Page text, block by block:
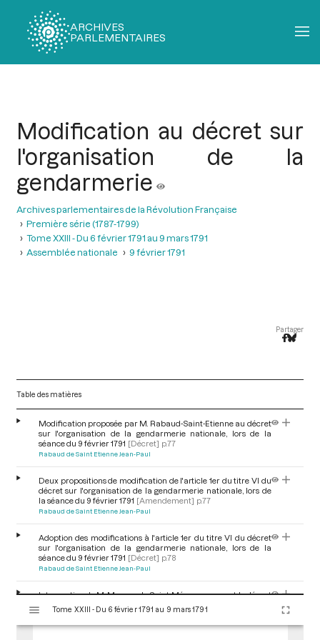
ARCHIVES
PARLEMENTAIRES
Modification au décret sur
l'organisation de la
gendarmerie
Archives parlementaires de la Révolution Française
Première série (1787-1799)
Tome XXIII - Du 6 février 1791 au 9 mars 1791
Assemblée nationale
9 février 1791
Partager
Table des matières
Modification proposée par M. Rabaud-Saint-Etienne au décret
sur l'organisation de la gendarmerie nationale, lors de la
séance du 9 février 1791 [Décret] p.77
Rabaud de Saint Etienne Jean-Paul
Deux propositions de modification de l'article 1er du titre VI du
décret sur l'organisation de la gendarmerie nationale, lors de
la séance du 9 février 1791 [Amendement] p.77
Rabaud de Saint Etienne Jean-Paul
Adoption des modifications à l'article 1er du titre VI du décret
sur l'organisation de la gendarmerie nationale, lors de la
séance du 9 février 1791 [Décret] p.78
Rabaud de Saint Etienne Jean-Paul
Intervention de M. Moreau de Saint-Méry concernant le départ
de l'escadre vers la Martinique, suite au décret rendu le 29
décembre 1790, lors de la séance du 9 février
1791 [Déroulement des séances] p.78
s
Tome XXIII - Du 6 février 1791 au 9 mars 1791